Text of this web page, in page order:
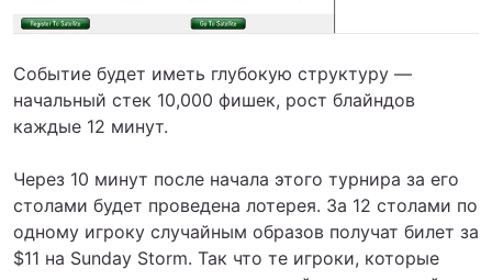
Событие будет иметь глубокую структуру —
начальный стек 10,000 фишек, рост блайндов
каждые 12 минут.
Через 10 минут после начала этого турнира за его
столами будет проведена лотерея. За 12 столами по
одному игроку случайным образов получат билет за
$11 на Sunday Storm. Так что те игроки, которые